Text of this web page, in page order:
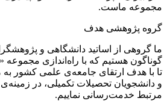
مجموعه ماست.
گروه پژوهشی هدف
ما گروهی از اساتید دانشگاهی و
گوناگون هستیم که با راه‌اندازی
تا با هدف ارتقای جامعه‌ی علمی کشور به
و دانشجویان تحصیلات تکمیلی، در
مرتبط خدمت‌رسانی نماییم.